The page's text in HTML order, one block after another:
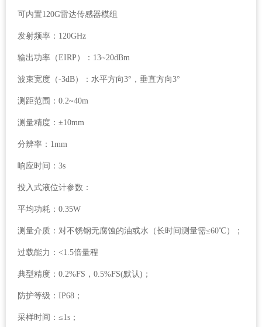
可内置120G雷达传感器模组
发射频率：120GHz
输出功率（EIRP）：13~20dBm
波束宽度（-3dB）：水平方向3°，垂直方向3°
测距范围：0.2~40m
测量精度：±10mm
分辨率：1mm
响应时间：3s
投入式液位计参数：
平均功耗：0.35W
测量介质：对不锈钢无腐蚀的油或水（长时间测量需≤60℃）；
过载能力：<1.5倍量程
典型精度：0.2%FS，0.5%FS(默认)；
防护等级：IP68；
采样时间：≤1s；